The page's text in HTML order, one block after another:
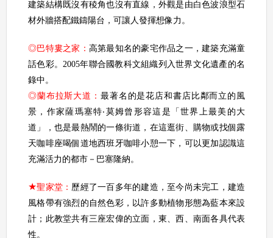
建築結構既沒有稜角也沒有直線，外觀是由白色波浪型石
材外牆搭配鐵鑄陽台，可讓人發揮想像力。
◎巴特婁之家 ： 高第最知名的豪宅作品之一，建築充滿童
話色彩。2005年聯合國教科文組織列入世界文化遺產的名
錄中。
◎蘭布拉斯大道： 最著名的是花店和書店比鄰而立的風
景，作家薩瑪塞特‧莫姆曾形容這是「世界上最美的大
道」，也是最熱鬧的一條街道，在這逛街、購物或找個露
天咖啡座喝個道地西班牙咖啡小憩一下，可以更加認識這
充滿活力的都市－巴塞隆納。
★聖家堂： 歷經了一百多年的建造，至今尚未完工，建造
風格帶有強烈的自然色彩，以許多動植物形態為藍本來設
計；此教堂共有三座宏偉的立面，東、西、南面各具代表
性。